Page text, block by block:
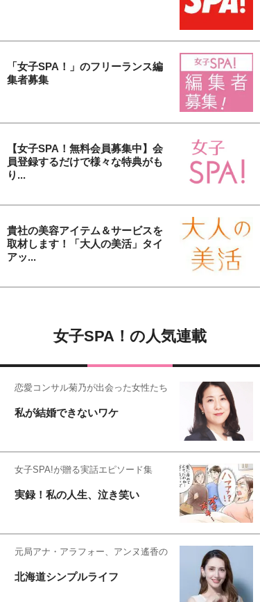
「女子SPA！」のフリーランス編
集者募集
【女子SPA！無料会員募集中】会
員登録するだけで様々な特典がも
り...
貴社の美容アイテム＆サービスを
取材します！「大人の美活」タイ
アッ...
女子SPA！の人気連載
恋愛コンサル菊乃が出会った女性たち
私が結婚できないワケ
女子SPA!が贈る実話エピソード集
実録！私の人生、泣き笑い
元局アナ・アラフォー、アンヌ遙香の
北海道シンプルライフ